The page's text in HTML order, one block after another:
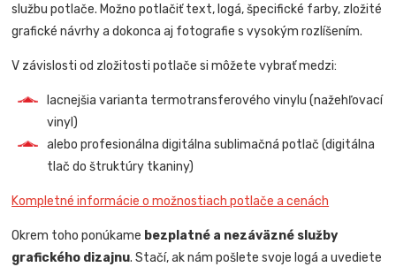
službu potlače. Možno potlačiť text, logá, špecifické farby, zložité
grafické návrhy a dokonca aj fotografie s vysokým rozlíšením.
V závislosti od zložitosti potlače si môžete vybrať medzi:
lacnejšia varianta termotransferového vinylu (nažehľovací
vinyl)
alebo profesionálna digitálna sublimačná potlač (digitálna
tlač do štruktúry tkaniny)
Kompletné informácie o možnostiach potlače a cenách
Okrem toho ponúkame bezplatné a nezáväzné služby
grafického dizajnu. Stačí, ak nám pošlete svoje logá a uvediete